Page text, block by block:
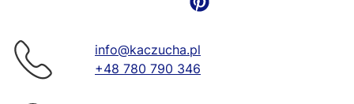
info@kaczucha.pl
+48 780 790 346